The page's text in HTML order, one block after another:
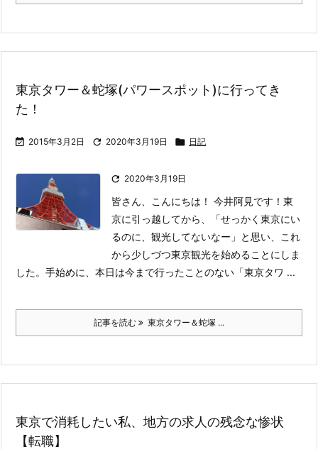
東京タワー＆蛇塚(パワースポット)に行ってき
た！
 2015年3月2日  2020年3月19日  日記
 2020年3月19日
皆さん、こんにちは！ 今井阿見です！東
京に引っ越してから、「せっかく東京にい
るのに、観光してないなー」と思い、これ
から少しづつ東京観光を始めることにしま
した。 手始めに、本日は今まで行ったことのない「東京タワ ...
記事を読む 東京タワー＆蛇塚 ...
東京で消耗したい私、地方の求人の残念な惨状
【転職】